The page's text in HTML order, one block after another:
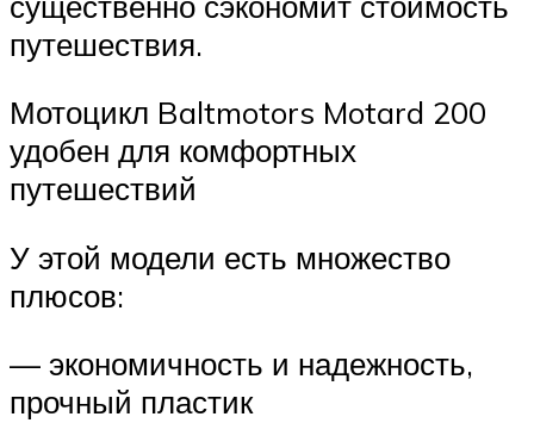
путешествия.
Мотоцикл Baltmotors Motard 200
удобен для комфортных
путешествий
У этой модели есть множество
плюсов:
— экономичность и надежность,
прочный пластик